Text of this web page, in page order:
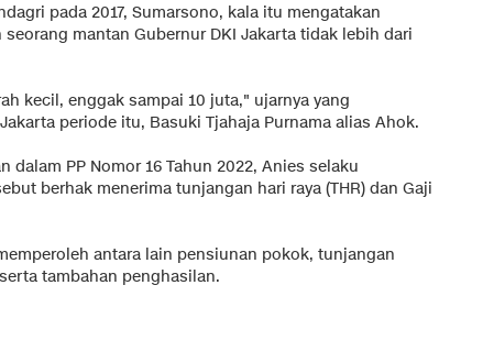
pada 2017, Sumarsono, kala itu mengatakan
mantan Gubernur DKI Jakarta tidak lebih dari
kecil, enggak sampai 10 juta," ujarnya yang
periode itu, Basuki Tjahaja Purnama alias Ahok.
dalam PP Nomor 16 Tahun 2022, Anies selaku
berhak menerima tunjangan hari raya (THR) dan Gaji
antara lain pensiunan pokok, tunjangan
tambahan penghasilan.